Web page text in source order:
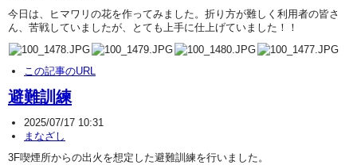
今日は、ヒマワリの花を作ってみました。折り方が難しく利用者の皆さ
ん、苦戦していましたが、とても上手に仕上げていました！！
この記事のURL
避難訓練
2025/07/17 10:31
まなざし
3F喫煙所からの出火を想定した避難訓練を行いました。